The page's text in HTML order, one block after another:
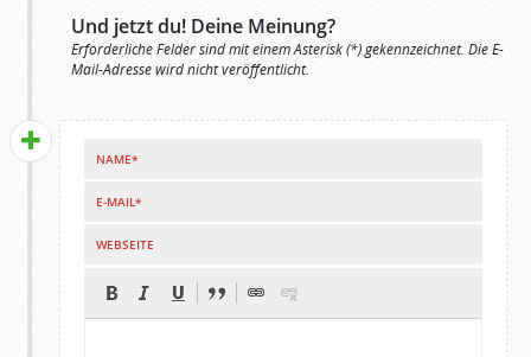
Und jetzt du! Deine Meinung?
Erforderliche Felder sind mit einem Asterisk (*) gekennzeichnet. Die E-
Mail-Adresse wird nicht veröffentlicht.
NAME*
E-MAIL*
WEBSEITE